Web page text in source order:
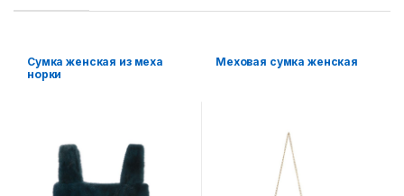
Сумка женская из меха
норки
Меховая сумка женская